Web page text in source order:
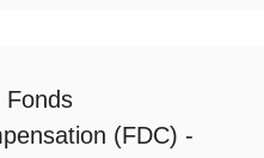
Fonds
(FDC) -